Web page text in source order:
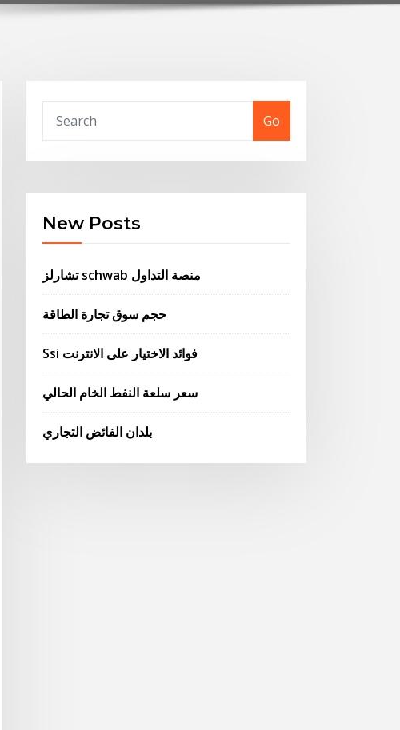
Go
New Posts
تشارلز schwab منصة التداول
حجم سوق تجارة الطاقة
Ssi فوائد الاختيار على الانترنت
سعر سلعة النفط الخام الحالي
بلدان الفائض التجاري